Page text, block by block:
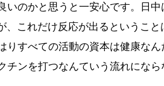
のかと思うと一安心です。日
これだけ反応が出るというこ
すべての活動の資本は健康な
ンを打つなんていう流れになら